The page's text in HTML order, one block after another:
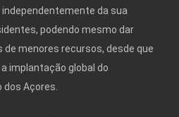
da sua
podendo mesmo dar
de menores recursos, desde que
implantação global do
Açores.